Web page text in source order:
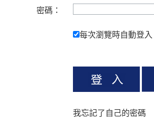
密碼：
每次瀏覽時自動登入
我忘記了自己的密碼